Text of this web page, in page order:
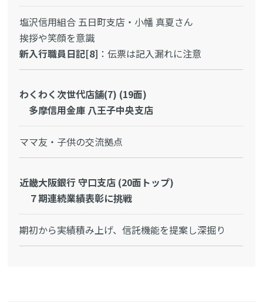
塩沢信用組合 五日町支店・小幡 真夏さん
挨拶や笑顔を意識
新入行職員日記[8] ：伝票は記入漏れに注意
わくわく次世代店舗(7) (19面)
多摩信用金庫 八王子中央支店
ママ友・子供の交流拠点
近畿大阪銀行 守口支店 (20面トップ)
７期連続業績表彰に挑戦
期初から実績積み上げ、信託機能を提案し深掘り